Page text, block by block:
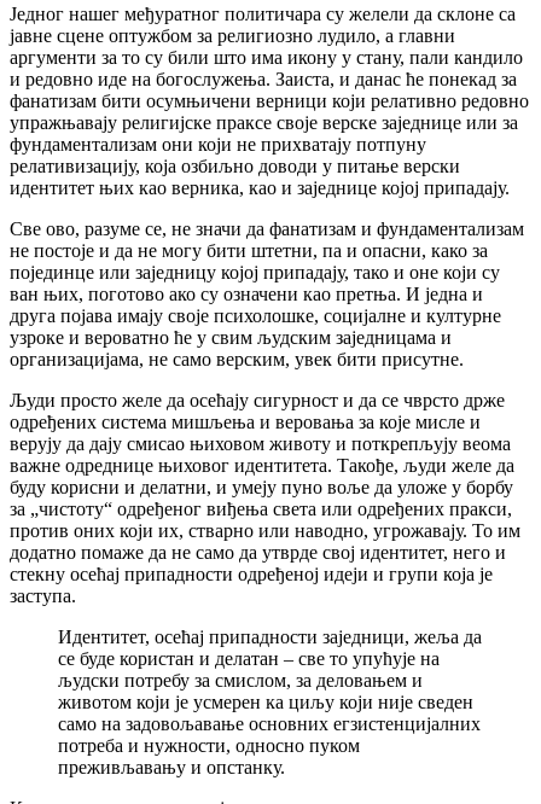
Једног нашег међуратног политичара су желели да склоне са
јавне сцене оптужбом за религиозно лудило, а главни
аргументи за то су били што има икону у стану, пали кандило
и редовно иде на богослужења. Заиста, и данас ће понекад за
фанатизам бити осумњичени верници који релативно редовно
упражњавају религијске праксе своје верске заједнице или за
фундаментализам они који не прихватају потпуну
релативизацију, која озбиљно доводи у питање верски
идентитет њих као верника, као и заједнице којој припадају.
Све ово, разуме се, не значи да фанатизам и фундаментализам
не постоје и да не могу бити штетни, па и опасни, како за
појединце или заједницу којој припадају, тако и оне који су
ван њих, поготово ако су означени као претња. И једна и
друга појава имају своје психолошке, социјалне и културне
узроке и вероватно ће у свим људским заједницама и
организацијама, не само верским, увек бити присутне.
Људи просто желе да осећају сигурност и да се чврсто држе
одређених система мишљења и веровања за које мисле и
верују да дају смисао њиховом животу и поткрепљују веома
важне одреднице њиховог идентитета. Такође, људи желе да
буду корисни и делатни, и умеју пуно воље да уложе у борбу
за „чистоту“ одређеног виђења света или одређених пракси,
против оних који их, стварно или наводно, угрожавају. То им
додатно помаже да не само да утврде свој идентитет, него и
стекну осећај припадности одређеној идеји и групи која је
заступа.
Идентитет, осећај припадности заједници, жеља да
се буде користан и делатан – све то упућује на
људски потребу за смислом, за деловањем и
животом који је усмерен ка циљу који није сведен
само на задовољавање основних егзистенцијалних
потреба и нужности, односно пуком
преживљавању и опстанку.